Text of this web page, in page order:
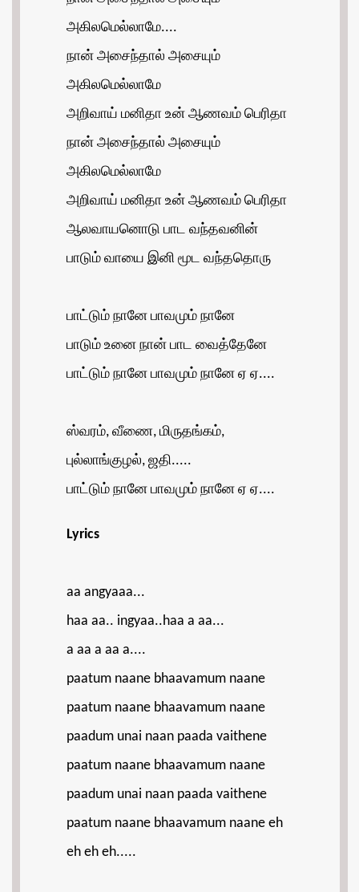
அகிலமெல்லாமே....
நான் அசைந்தால் அசையும்
அகிலமெல்லாமே
அறிவாய் மனிதா உன் ஆணவம் பெரிதா
நான் அசைந்தால் அசையும்
அகிலமெல்லாமே
அறிவாய் மனிதா உன் ஆணவம் பெரிதா
ஆலவாயனொடு பாட வந்தவனின்
பாடும் வாயை இனி மூட வந்ததொரு
பாட்டும் நானே பாவமும் நானே
பாடும் உனை நான் பாட வைத்தேனே
பாட்டும் நானே பாவமும் நானே ஏ ஏ....
ஸ்வரம், வீணை, மிருதங்கம்,
புல்லாங்குழல், ஜதி.....
பாட்டும் நானே பாவமும் நானே ஏ ஏ....
Lyrics
aa angyaaa...
haa aa.. ingyaa..haa a aa...
a aa a aa a....
paatum naane bhaavamum naane
paatum naane bhaavamum naane
paadum unai naan paada vaithene
paatum naane bhaavamum naane
paadum unai naan paada vaithene
paatum naane bhaavamum naane eh
eh eh eh.....